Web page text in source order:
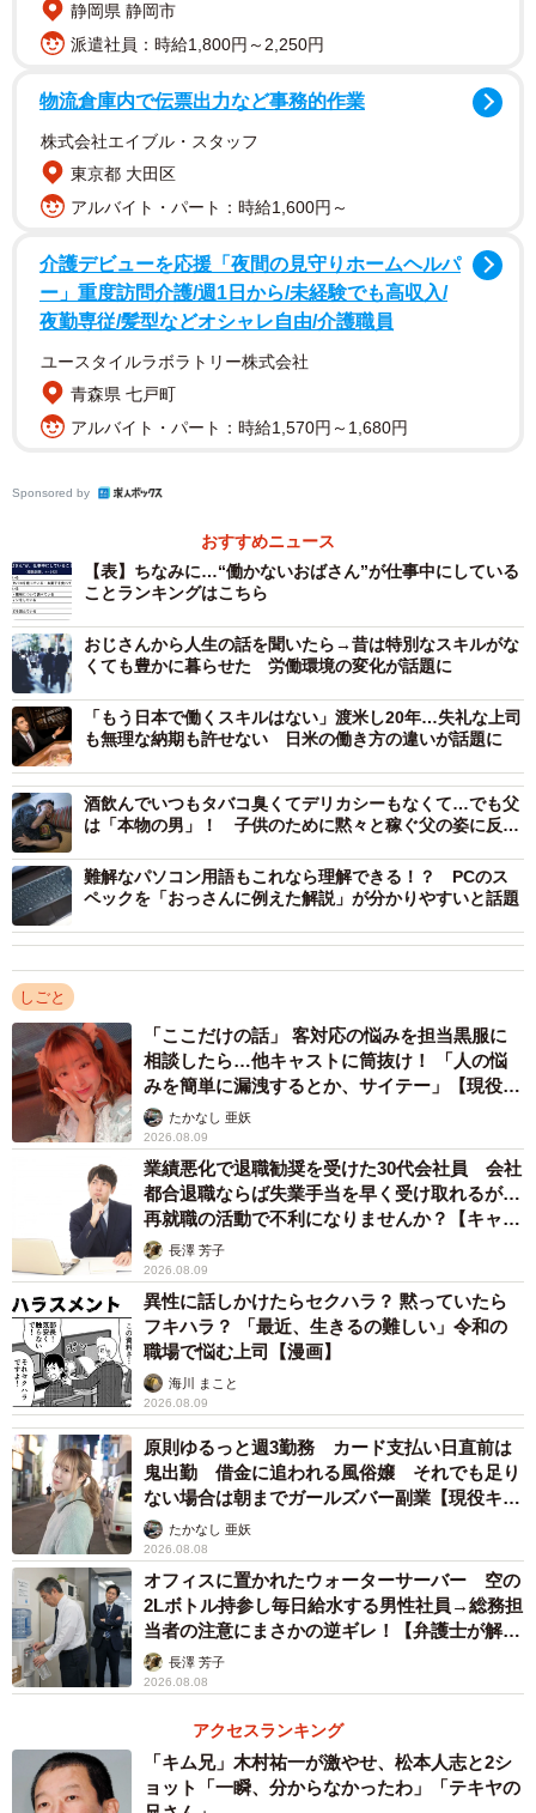
会社に“働かないおじさん”はいるか（提供画像）
“働かないおじさん”が仕事中にしていること（提供画像）
はじめに、「あなたがお勤めの会社に、働かないおじさん
はいますか。（おじさんの年齢や、どのように働いていな
いかは不問）」と聞いたところ、49.2％の人が「いる」と
回答しました。
自社に「働かないおじさんがいる」と回答した人に、働か
ないおじさんは「仕事をしないで何をしているか」を聞い
たところ、「休憩が多い（タバコを吸っている・お菓子を
食べているなど）」（49.7%）が最も多く、次いで「ボー
っとしている」（47.7%）、「無駄話をしている」
（47.3%）と続き、はたから見ると「仕事をしている」と
ーフィンをしている」（35.3%）、「プライベート・趣味
について調べている」（28.7%）など、パソコンに向かっ
て仕事をしているように振舞っているという回答が続いた
そうです。
会社に“働かないおばさん”はいるか（提供画像）
自社に「働かないおじさんがいる」と回答した人に、「働
かないおばさん」の存在についても聞いたところ、47.3%
静岡県 静岡市
派遣社員：時給1,800円～2,250円
物流倉庫内で伝票出力など事務的作業
株式会社エイブル・スタッフ
東京都 大田区
アルバイト・パート：時給1,600円～
介護デビューを応援「夜間の見守りホームヘルパ
ー」重度訪問介護/週1日から/未経験でも高収入/
夜勤専従/髪型などオシャレ自由/介護職員
ユースタイルラボラトリー株式会社
青森県 七戸町
アルバイト・パート：時給1,570円～1,680円
Sponsored by
おすすめニュース
【表】ちなみに…“働かないおばさん”が仕事中にしている
ことランキングはこちら
おじさんから人生の話を聞いたら→昔は特別なスキルがな
くても豊かに暮らせた 労働環境の変化が話題に
「もう日本で働くスキルはない」渡米し20年…失礼な上司
も無理な納期も許せない 日米の働き方の違いが話題に
酒飲んでいつもタバコ臭くてデリカシーもなくて…でも父
は「本物の男」！ 子供のために黙々と稼ぐ父の姿に反響
難解なパソコン用語もこれなら理解できる！？ PCのス
ペックを「おっさんに例えた解説」が分かりやすいと話題
しごと
「ここだけの話」 客対応の悩みを担当黒服に
相談したら…他キャストに筒抜け！ 「人の悩
みを簡単に漏洩するとか、サイテー」【現役キ
ャストに取材】
たかなし 亜妖
2026.08.09
業績悪化で退職勧奨を受けた30代会社員 会社
都合退職ならば失業手当を早く受け取れるが…
再就職の活動で不利になりませんか？【キャリ
アカウンセラーが解説】
長澤 芳子
2026.08.09
異性に話しかけたらセクハラ？ 黙っていたら
フキハラ？ 「最近、生きるの難しい」令和の
職場で悩む上司【漫画】
海川 まこと
2026.08.09
原則ゆるっと週3勤務 カード支払い日直前は
鬼出勤 借金に追われる風俗嬢 それでも足り
ない場合は朝までガールズバー副業【現役キャ
ストに取材】
たかなし 亜妖
2026.08.08
オフィスに置かれたウォーターサーバー 空の
2Lボトル持参し毎日給水する男性社員→総務担
当者の注意にまさかの逆ギレ！【弁護士が解
説】長澤 芳子
2026.08.08
アクセスランキング
「キム兄」木村祐一が激やせ、松本人志と2シ
ョット「一瞬、分からなかったわ」「テキヤの